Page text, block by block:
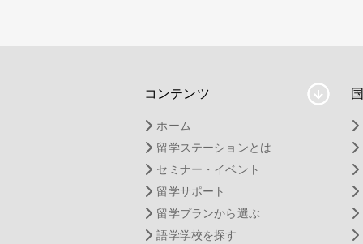
コンテンツ
ホーム
留学ステーションとは
セミナー・イベント
留学サポート
留学プランから選ぶ
語学学校を探す